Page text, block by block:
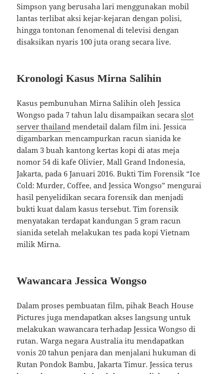
Simpson yang berusaha lari menggunakan mobil
lantas terlibat aksi kejar-kejaran dengan polisi,
hingga tontonan fenomenal di televisi dengan
disaksikan nyaris 100 juta orang secara live.
Kronologi Kasus Mirna Salihin
Kasus pembunuhan Mirna Salihin oleh Jessica
Wongso pada 7 tahun lalu disampaikan secaraslot
server thailand mendetail dalam film ini. Jessica
digambarkan mencampurkan racun sianida ke
dalam 3 buah kantong kertas kopi di atas meja
nomor 54 di kafe Olivier, Mall Grand Indonesia,
Jakarta, pada 6 Januari 2016. Bukti Tim Forensik “Ice
Cold: Murder, Coffee, and Jessica Wongso” mengurai
hasil penyelidikan secara forensik dan menjadi
bukti kuat dalam kasus tersebut. Tim forensik
menyatakan terdapat kandungan 5 gram racun
sianida setelah melakukan tes pada kopi Vietnam
milik Mirna.
Wawancara Jessica Wongso
Dalam proses pembuatan film, pihak Beach House
Pictures juga mendapatkan akses langsung untuk
melakukan wawancara terhadap Jessica Wongso di
rutan. Warga negara Australia itu mendapatkan
vonis 20 tahun penjara dan menjalani hukuman di
Rutan Pondok Bambu, Jakarta Timur. Jessica terus